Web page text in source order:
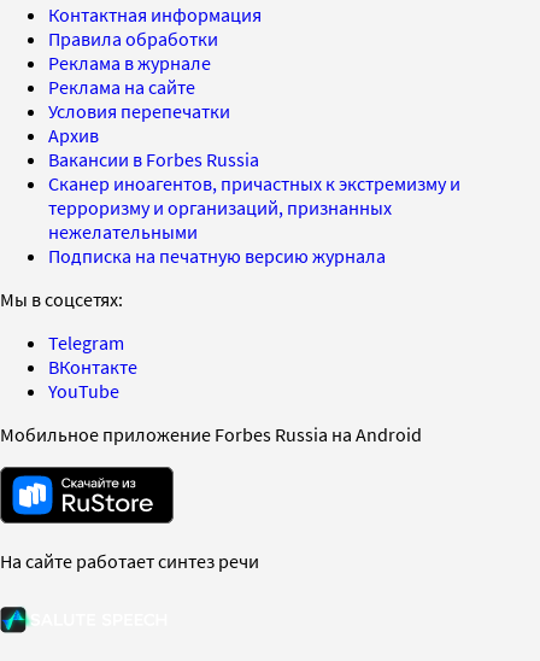
Контактная информация
Правила обработки
Реклама в журнале
Реклама на сайте
Условия перепечатки
Архив
Вакансии в Forbes Russia
Сканер иноагентов, причастных к экстремизму и
терроризму и организаций, признанных
нежелательными
Подписка на печатную версию журнала
Мы в соцсетях:
Telegram
ВКонтакте
YouTube
Мобильное приложение Forbes Russia на Android
На сайте работает синтез речи